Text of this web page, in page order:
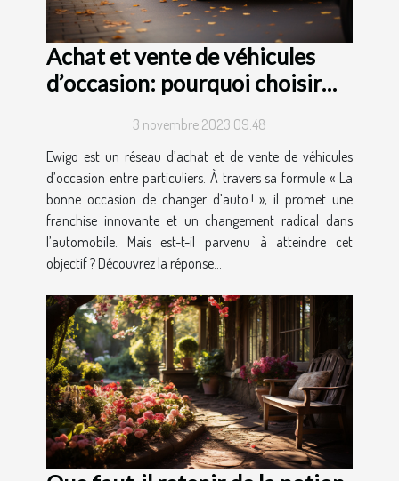
Achat et vente de véhicules
d’occasion: pourquoi choisir
3 novembre 2023 09:48
Ewigo est un réseau d’achat et de vente de véhicules
d’occasion entre particuliers. À travers sa formule « La
bonne occasion de changer d’auto ! », il promet une
franchise innovante et un changement radical dans
l’automobile. Mais est-t-il parvenu à atteindre cet
objectif ? Découvrez la réponse...